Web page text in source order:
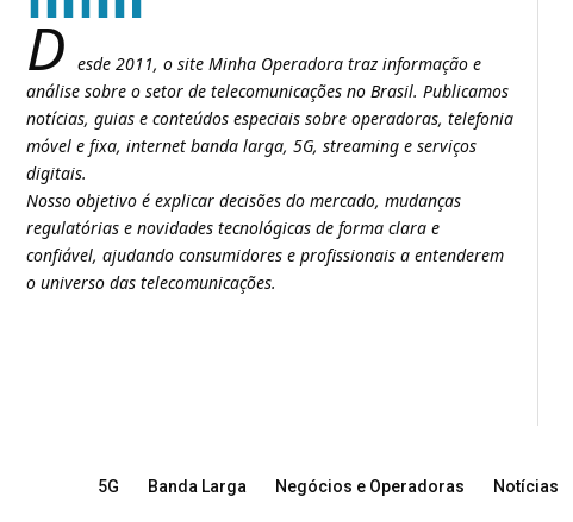
D esde 2011, o site Minha Operadora traz informação e
análise sobre o setor de telecomunicações no Brasil. Publicamos
notícias, guias e conteúdos especiais sobre operadoras, telefonia
móvel e fixa, internet banda larga, 5G, streaming e serviços
digitais.
Nosso objetivo é explicar decisões do mercado, mudanças
regulatórias e novidades tecnológicas de forma clara e
confiável, ajudando consumidores e profissionais a entenderem
o universo das telecomunicações.
5G Banda Larga Negócios e Operadoras Notícias